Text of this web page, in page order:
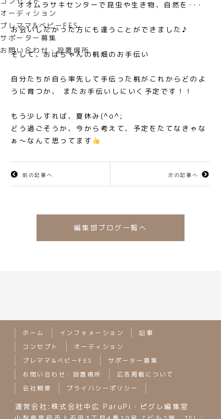
オーディション
プレママ&ベビーFES
サポーター募集
お問い合わせ・設置場所
オオムラサキセンターで昆虫や生き物、自然を･･･
お会いしたかった方にも逢うことができました♪
そして、おばちゃんの桃畑のお手伝い
自分たちが自ら率先して手伝った桃がこれからどのよ
うに育つか、 またお手伝いしにいく予定です！！
もう少しすれば、夏休み(^o^;
どう過ごそうか、今から考えて、予定をたてなきゃな
ぁ〜なんて思ってます
前の記事へ 次の記事へ
編集部ブログ一覧へ
ホーム インフォメーション
記事
コンセプト
オーディション
プレママ&ベビーFES
サポーター募集
お問い合わせ・設置場所
広告掲載について
会社概要
プライバシーポリシー
運営会社:株式会社中広 ParuPi・ピグレ編集室